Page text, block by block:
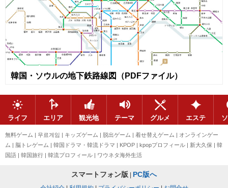
韓国・ソウルの地下鉄路線図（PDFファイル）
ライフ エリア 観光地 テーマ グルメ エステ
無料ゲーム | 무료게임 | キッズゲーム | 脱出ゲーム | 着せ替えゲーム | オンラインゲー
ム | 脳トレゲーム | 韓国ドラマ・韓流ドラマ | KPOP | kpopプロフィール | 新大久保 | 韓
国語 | 韓国旅行 | 韓流プロフィール | ワウネタ海外生活
スマートフォン版 PC版へ